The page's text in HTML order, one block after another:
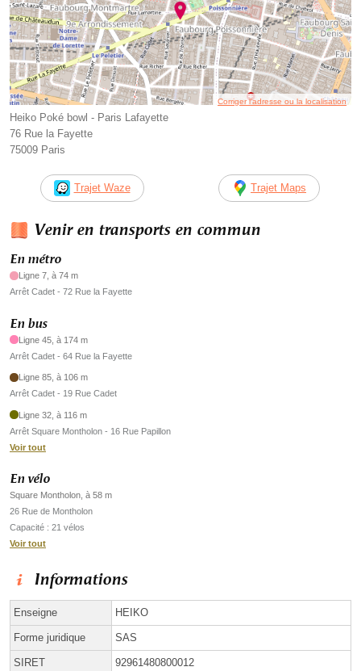
Corriger l’adresse ou la localisation
Heiko Poké bowl - Paris Lafayette
76 Rue la Fayette
75009 Paris
Trajet Waze Trajet Maps
Venir en transports en commun
En métro
Ligne 7, à 74 m
Arrêt Cadet - 72 Rue la Fayette
En bus
Ligne 45, à 174 m
Arrêt Cadet - 64 Rue la Fayette
Ligne 85, à 106 m
Arrêt Cadet - 19 Rue Cadet
Ligne 32, à 116 m
Arrêt Square Montholon - 16 Rue Papillon
Voir tout
En vélo
Square Montholon, à 58 m
26 Rue de Montholon
Capacité : 21 vélos
Voir tout
Informations
Enseigne HEIKO
Forme juridique SAS
SIRET 92961480800012